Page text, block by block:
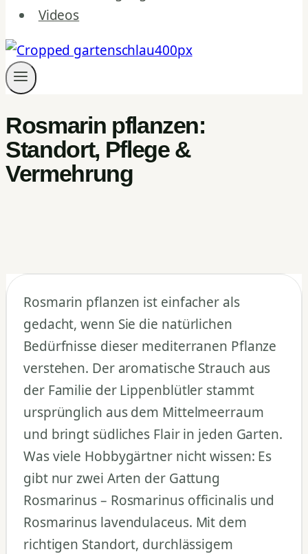
Videos
Rosmarin pflanzen:
Standort, Pflege &
Vermehrung
Rosmarin pflanzen ist einfacher als
gedacht, wenn Sie die natürlichen
Bedürfnisse dieser mediterranen Pflanze
verstehen. Der aromatische Strauch aus
der Familie der Lippenblütler stammt
ursprünglich aus dem Mittelmeerraum
und bringt südliches Flair in jeden Garten.
Was viele Hobbygärtner nicht wissen: Es
gibt nur zwei Arten der Gattung
Rosmarinus – Rosmarinus officinalis und
Rosmarinus lavendulaceus. Mit dem
richtigen Standort, durchlässigem